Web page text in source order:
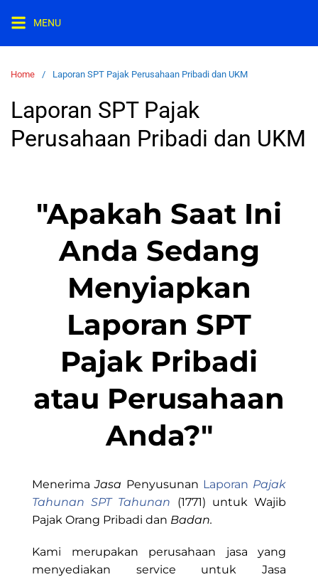
MENU
Home Laporan SPT Pajak Perusahaan Pribadi dan UKM
Laporan SPT Pajak
Perusahaan Pribadi dan UKM
"Apakah Saat Ini
Anda Sedang
Menyiapkan
Laporan SPT
Pajak Pribadi
atau Perusahaan
Anda?"
MenerimaJasa Penyusunan Laporan Pajak
Tahunan SPT Tahunan (1771) untuk Wajib
Pajak Orang Pribadi dan Badan.
Kami merupakan perusahaan jasa yang
menyediakan service untuk Jasa